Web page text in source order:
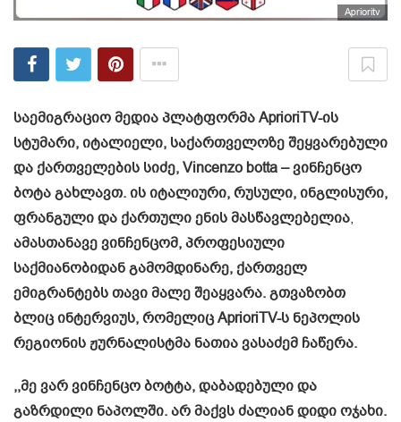
Aprioritv
საემიგრაციო მედია პლატფორმა AprioriTV-ის
სტუმარი, იტალიელი, საქართველოზე შეყვარებული
და ქართველების სიძე, Vincenzo botta – ვინჩენცო
ბოტა გახლავთ. ის იტალიური, რუსული, ინგლისური,
ფრანგული და ქართული ენის მასწავლებელია,
ამასთანავე ვინჩენცომ, პროფესიული
საქმიანობიდან გამომდინარე, ქართველ
ემიგრანტებს თავი მალე შეაყვარა. გთვაზობთ
ბლიც ინტერვიუს, რომელიც AprioriTV-ს ნეპოლის
რეგიონის ჟურნალისტმა ნათია ვასაძემ ჩაწერა.
,,მე ვარ ვინჩენცო ბოტტა, დაბადებული და
გაზრდილი ნაპოლში. არ მაქვს ძალიან დიდი ოჯახი.